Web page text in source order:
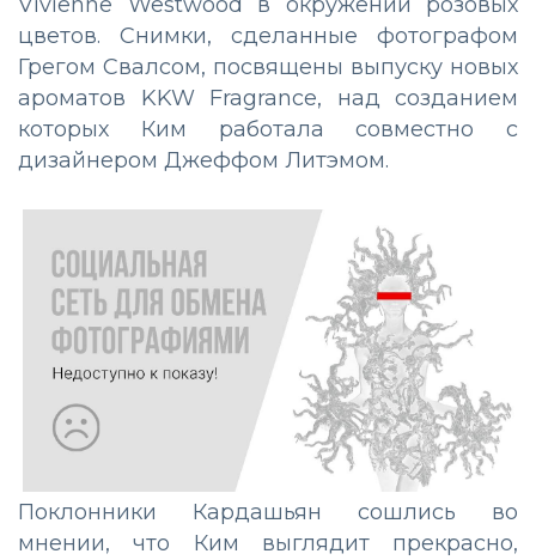
цветов. Снимки, сделанные фотографом
Грегом Свалсом, посвящены выпуску новых
ароматов KKW Fragrance, над созданием
которых Ким работала совместно с
дизайнером Джеффом Литэмом.
Поклонники Кардашьян сошлись во
мнении, что Ким выглядит прекрасно,